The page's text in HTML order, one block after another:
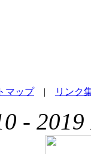
マップ| リンク
- 2019